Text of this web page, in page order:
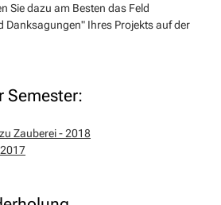
Sie dazu am Besten das Feld
Danksagungen" Ihres Projekts auf der
Semester:
Zauberei - 2018